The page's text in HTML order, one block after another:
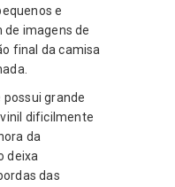
e
de imagens de
final da camisa
grande
dificilmente
da
deixa
das